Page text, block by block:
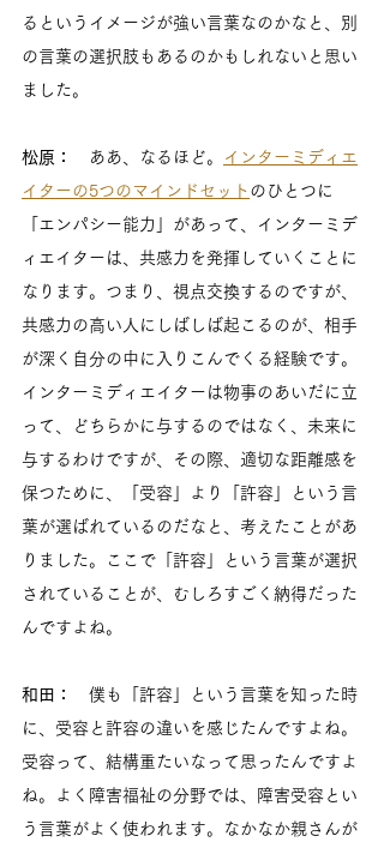
るというイメージが強い言葉なのかなと、別
の言葉の選択肢もあるのかもしれないと思い
ました。
松原： ああ、なるほど。
インターミディエ
イターの5つのマインドセット のひとつに
「エンパシー能力」があって、インターミデ
ィエイターは、共感力を発揮していくことに
なります。つまり、視点交換するのですが、
共感力の高い人にしばしば起こるのが、相手
が深く自分の中に入りこんでくる経験です。
インターミディエイターは物事のあいだに立
って、どちらかに与するのではなく、未来に
与するわけですが、その際、適切な距離感を
保つために、「受容」より「許容」という言
葉が選ばれているのだなと、考えたことがあ
りました。ここで「許容」という言葉が選択
されていることが、むしろすごく納得だった
んですよね。
和田：
僕も「許容」という言葉を知った時
に、受容と許容の違いを感じたんですよね。
受容って、結構重たいなって思ったんですよ
ね。よく障害福祉の分野では、障害受容とい
う言葉がよく使われます。なかなか親さんが